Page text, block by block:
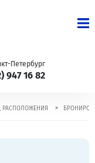
Петербург
947 16 82
РАСПОЛОЖЕНИЯ >